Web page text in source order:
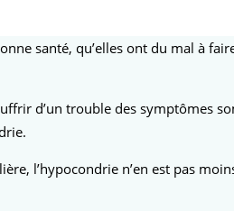
santé, qu’elles ont du mal à
d’un trouble des symptômes
l’hypocondrie n’en est pas